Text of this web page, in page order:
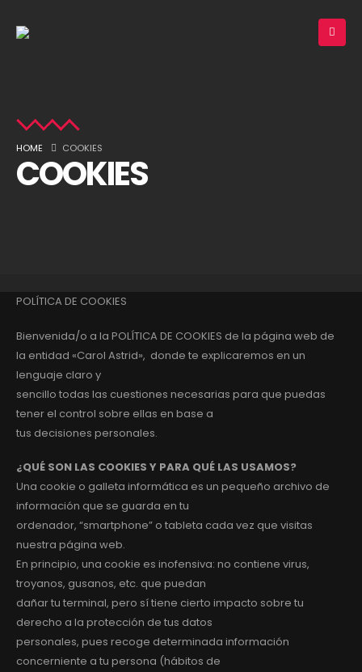
HOME COOKIES
COOKIES
POLÍTICA DE COOKIES
Bienvenida/o a la POLÍTICA DE COOKIES de la página web de
la entidad «Carol Astrid», donde te explicaremos en un
lenguaje claro y
sencillo todas las cuestiones necesarias para que puedas
tener el control sobre ellas en base a
tus decisiones personales.
¿QUÉ SON LAS COOKIES Y PARA QUÉ LAS USAMOS?
Una cookie o galleta informática es un pequeño archivo de
información que se guarda en tu
ordenador, “smartphone” o tableta cada vez que visitas
nuestra página web.
En principio, una cookie es inofensiva: no contiene virus,
troyanos, gusanos, etc. que puedan
dañar tu terminal, pero sí tiene cierto impacto sobre tu
derecho a la protección de tus datos
personales, pues recoge determinada información
concerniente a tu persona (hábitos de